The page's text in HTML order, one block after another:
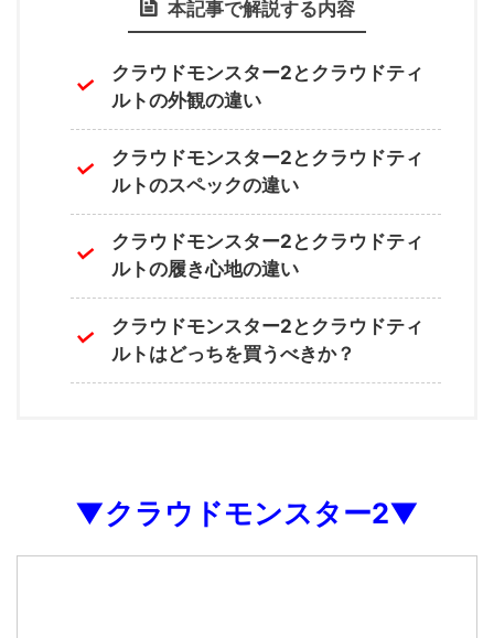
本記事で解説する内容
クラウドモンスター2とクラウドティ
ルトの外観の違い
クラウドモンスター2とクラウドティ
ルトのスペックの違い
クラウドモンスター2とクラウドティ
ルトの履き心地の違い
クラウドモンスター2とクラウドティ
ルトはどっちを買うべきか？
▼クラウドモンスター2▼